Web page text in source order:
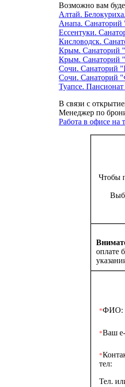
Возможно вам
Алтай.
Анапа. Санаторий
Ессентуки.
Кисловодск.
Крым. Санаторий
Крым. Санаторий
Сочи. Санаторий
Сочи. Санаторий
Туапсе.
В связи с
Менеджер по
Работа в офисе на
Чтобы
оплате
*ФИО:
*Ваш
*
тел:
Тел.